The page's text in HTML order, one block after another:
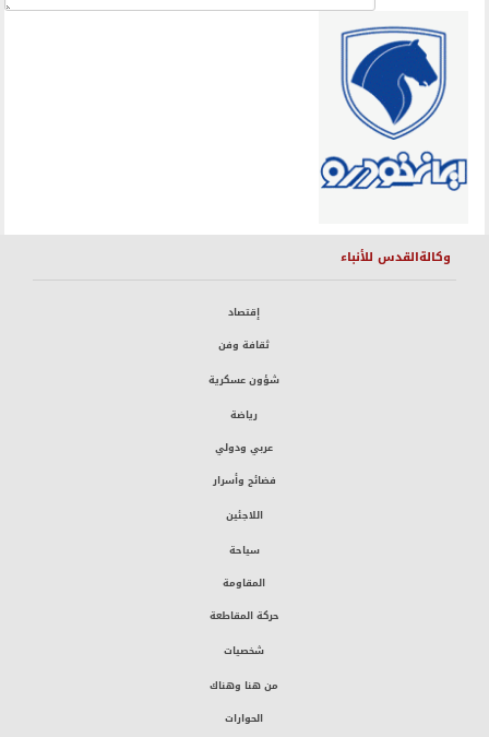
وكالةالقدس للأنباء
إقتصاد
ثقافة وفن
شؤون عسكرية
رياضة
عربي ودولي
فضائح وأسرار
اللاجئين
سياحة
المقاومة
حركة المقاطعة
شخصيات
من هنا وهناك
الحوارات